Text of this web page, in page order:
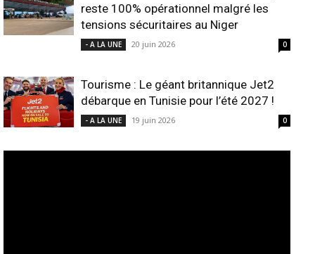
reste 100% opérationnel malgré les
tensions sécuritaires au Niger
- A LA UNE 20 juin 2026 0
Tourisme : Le géant britannique Jet2
débarque en Tunisie pour l’été 2027 !
- A LA UNE 19 juin 2026 0